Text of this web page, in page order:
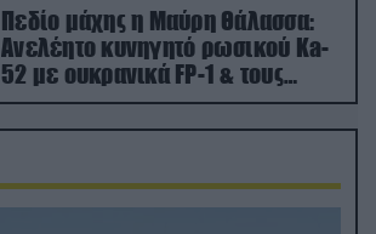
Πεδίο μάχης η Μαύρη Θάλασσα:
Ανελέητο κυνηγητό ρωσικού Ka-
52 με ουκρανικά FP-1 & τους
Τούρκους να τραβάνε… βίντεο